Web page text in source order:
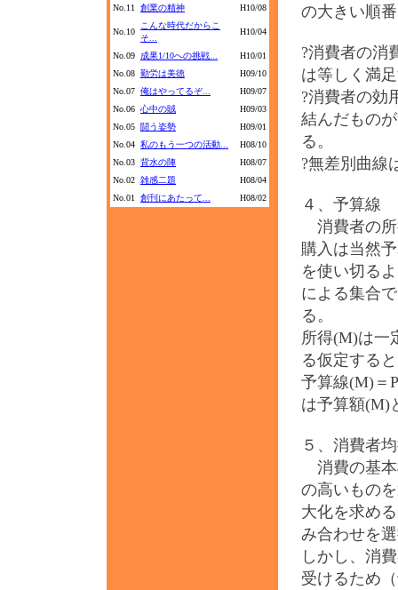
No.11
創業の精神 H10/08
No.10
こんな時代だからこ
そ...
H10/04
No.09 成果1/10への挑戦...
H10/01
No.08 勤労は美徳
H09/10
No.07 俺はやってるぞ...
H09/07
No.06 心中の賊
H09/03
No.05
闘う姿勢
H09/01
No.04 私のもう一つの活動...
H08/10
No.03 背水の陣
H08/07
No.02 雑感二題
H08/04
No.01
創刊にあたって... H08/02
の大きい順
?消費者の消
は等しく満
?消費者の効
結んだもの
る。
?無差別曲線
４、予算線
消費者の所
購入は当然
を使い切る
による集合
る。
所得(M)は一
る仮定する
予算線(M)＝
は予算額(M)
５、消費者
消費の基本
の高いもの
大化を求め
み合わせを
しかし、消
受けるため